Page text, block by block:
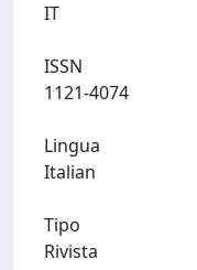
ISSN
Lingua
Tipo
Rivista